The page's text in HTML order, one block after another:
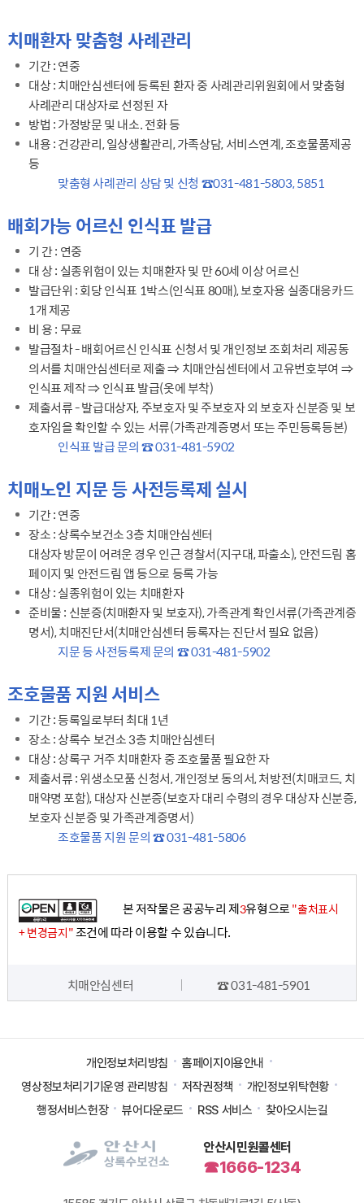
치매환자 맞춤형 사례관리
기간 : 연중
대상 : 치매안심센터에 등록된 환자 중 사례관리위원회에서 맞춤형
사례관리 대상자로 선정된 자
방법 : 가정방문 및 내소. 전화 등
내용 : 건강관리, 일상생활관리, 가족상담, 서비스연계, 조호물품제공
등
맞춤형 사례관리 상담 및 신청 ☎031-481-5803, 5851
배회가능 어르신 인식표 발급
기 간 : 연중
대 상 : 실종위험이 있는 치매환자 및 만 60세 이상 어르신
발급단위 : 회당 인식표 1박스(인식표 80매), 보호자용 실종대응카드
1개 제공
비 용 : 무료
발급절차 - 배회어르신 인식표 신청서 및 개인정보 조회처리 제공동
의서를 치매안심센터로 제출 ⇒ 치매안심센터에서 고유번호부여 ⇒
인식표 제작 ⇒ 인식표 발급(옷에 부착)
제출서류 - 발급대상자, 주보호자 및 주보호자 외 보호자 신분증 및 보
호자임을 확인할 수 있는 서류(가족관계증명서 또는 주민등록등본)
인식표 발급 문의 ☎ 031-481-5902
치매노인 지문 등 사전등록제 실시
기간 : 연중
장소 : 상록수보건소 3층 치매안심센터
대상자 방문이 어려운 경우 인근 경찰서(지구대, 파출소), 안전드림 홈
페이지 및 안전드림 앱 등으로 등록 가능
대상 : 실종위험이 있는 치매환자
준비물 : 신분증(치매환자 및 보호자), 가족관계 확인서류(가족관계증
명서), 치매진단서(치매안심센터 등록자는 진단서 필요 없음)
지문 등 사전등록제 문의 ☎ 031-481-5902
조호물품 지원 서비스
기간 : 등록일로부터 최대 1년
장소 : 상록수 보건소 3층 치매안심센터
대상 : 상록구 거주 치매환자 중 조호물품 필요한 자
제출서류 : 위생소모품 신청서, 개인정보 동의서, 처방전(치매코드, 치
매약명 포함), 대상자 신분증(보호자 대리 수령의 경우 대상자 신분증,
보호자 신분증 및 가족관계증명서)
조호물품 지원 문의 ☎ 031-481-5806
본 저작물은 공공누리 제3유형으로"출처표시
+ 변경금지"조건에 따라 이용할 수 있습니다.
치매안심센터 ☎ 031-481-5901
개인정보처리방침
홈페이지이용안내
영상정보처리기기운영 관리방침
저작권정책
개인정보위탁현황
행정서비스헌장
뷰어다운로드 RSS 서비스 찾아오시는길
안산시민원콜센터
☎1666-1234